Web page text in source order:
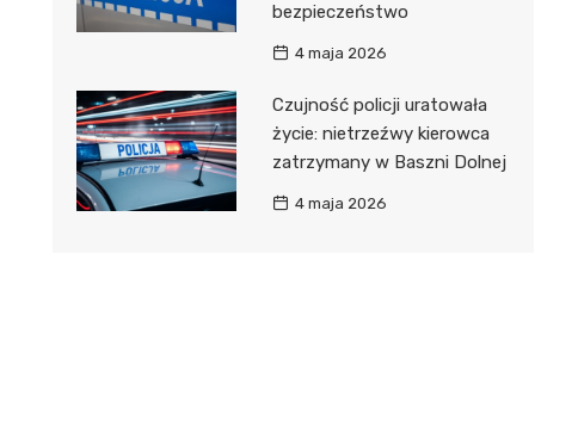
bezpieczeństwo
4 maja 2026
Czujność policji uratowała
życie: nietrzeźwy kierowca
zatrzymany w Baszni Dolnej
4 maja 2026